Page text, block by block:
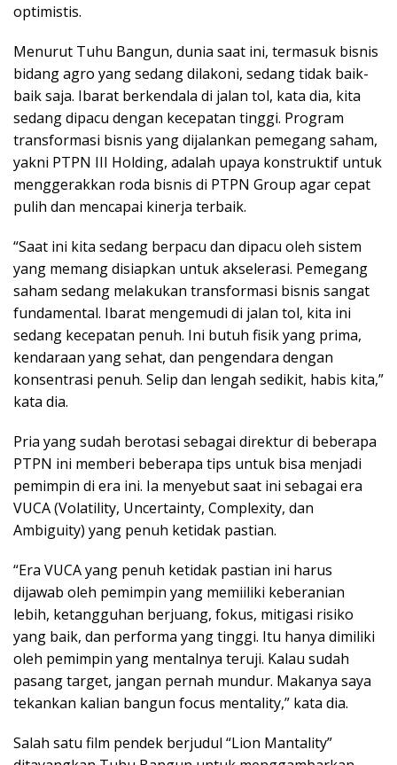
optimistis.
Menurut Tuhu Bangun, dunia saat ini, termasuk bisnis
bidang agro yang sedang dilakoni, sedang tidak baik-
baik saja. Ibarat berkendala di jalan tol, kata dia, kita
sedang dipacu dengan kecepatan tinggi. Program
transformasi bisnis yang dijalankan pemegang saham,
yakni PTPN III Holding, adalah upaya konstruktif untuk
menggerakkan roda bisnis di PTPN Group agar cepat
pulih dan mencapai kinerja terbaik.
“Saat ini kita sedang berpacu dan dipacu oleh sistem
yang memang disiapkan untuk akselerasi. Pemegang
saham sedang melakukan transformasi bisnis sangat
fundamental. Ibarat mengemudi di jalan tol, kita ini
sedang kecepatan penuh. Ini butuh fisik yang prima,
kendaraan yang sehat, dan pengendara dengan
konsentrasi penuh. Selip dan lengah sedikit, habis kita,”
kata dia.
Pria yang sudah berotasi sebagai direktur di beberapa
PTPN ini memberi beberapa tips untuk bisa menjadi
pemimpin di era ini. Ia menyebut saat ini sebagai era
VUCA (Volatility, Uncertainty, Complexity, dan
Ambiguity) yang penuh ketidak pastian.
“Era VUCA yang penuh ketidak pastian ini harus
dijawab oleh pemimpin yang memiiliki keberanian
lebih, ketangguhan berjuang, fokus, mitigasi risiko
yang baik, dan performa yang tinggi. Itu hanya dimiliki
oleh pemimpin yang mentalnya teruji. Kalau sudah
pasang target, jangan pernah mundur. Makanya saya
tekankan kalian bangun focus mentality,” kata dia.
Salah satu film pendek berjudul “Lion Mantality”